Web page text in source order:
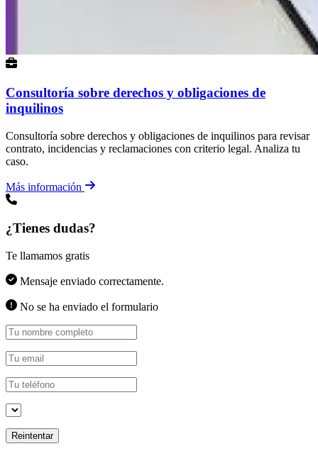
Consultoría sobre derechos y obligaciones de
inquilinos
Consultoría sobre derechos y obligaciones de inquilinos para revisar
contrato, incidencias y reclamaciones con criterio legal. Analiza tu
caso.
Más información
¿Tienes dudas?
Te llamamos gratis
Mensaje enviado correctamente.
No se ha enviado el formulario
Reintentar